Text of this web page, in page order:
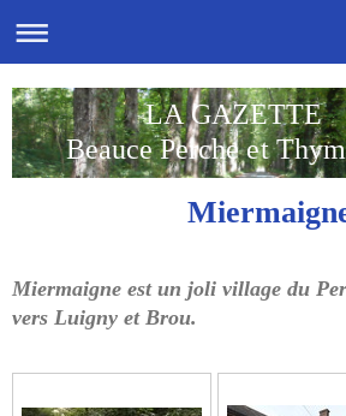
LA GAZETTE
Beauce Perche et
Miermaigne est un joli village du
vers Luigny et Brou.